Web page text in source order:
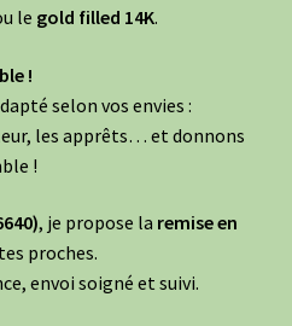
le gold filled 14K.
!
selon vos envies :
les apprêts… et donnons
!
, je propose la remise en
proches.
envoi soigné et suivi.